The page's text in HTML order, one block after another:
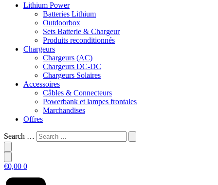
Lithium Power
Batteries Lithium
Outdoorbox
Sets Batterie & Chargeur
Produits reconditionnés
Chargeurs
Chargeurs (AC)
Chargeurs DC-DC
Chargeurs Solaires
Accessoires
Câbles & Connecteurs
Powerbank et lampes frontales
Marchandises
Offres
Search …
€0,00 0